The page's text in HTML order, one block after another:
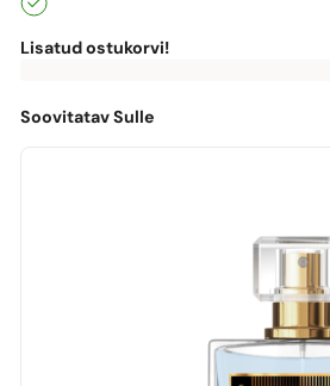
Lisatud ostukorvi!
puudu
0,00€
Soovitatav Sulle